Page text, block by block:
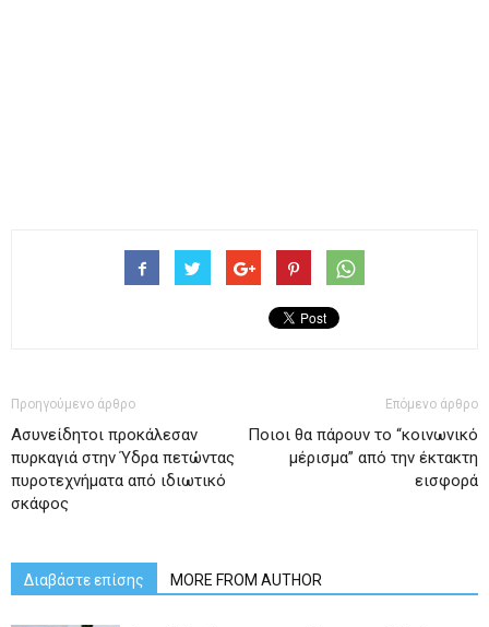
Προηγούμενο άρθρο
Ασυνείδητοι προκάλεσαν
πυρκαγιά στην Ύδρα πετώντας
πυροτεχνήματα από ιδιωτικό
σκάφος
Επόμενο άρθρο
Ποιοι θα πάρουν το “κοινωνικό
μέρισμα” από την έκτακτη
εισφορά
Διαβάστε επίσης MORE FROM AUTHOR